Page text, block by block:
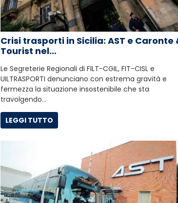
Crisi trasporti in Sicilia: AST e Caronte
Tourist nel...
Le Segreterie Regionali di FILT-CGIL, FIT-CISL e
UILTRASPORTI denunciano con estrema gravità e
fermezza la situazione insostenibile che sta
travolgendo…
LEGGI TUTTO